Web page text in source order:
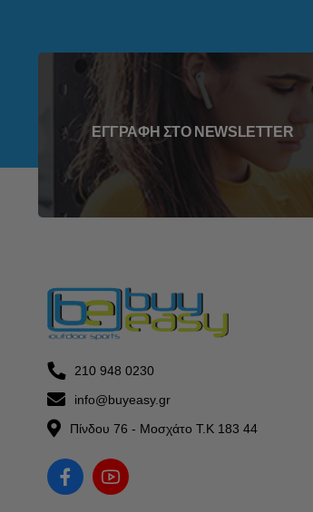
ΕΓΓΡΑΦΉ ΣΤΟ NEWSLETTER
210 948 0230
info@buyeasy.gr
Πίνδου 76 - Μοσχάτο Τ.Κ 183 44